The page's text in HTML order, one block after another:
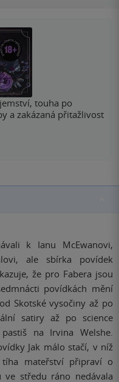
touha po
a zakázaná přitažlivost
k Ianu McEwanovi,
ale sbírka povídek
že pro Fabera jsou
povídkách mění
Skotské vysočiny až po
satiry až po science
na Irvina Welshe.
Jak málo stačí, v níž
mateřství připraví o
středu ráno nedávala